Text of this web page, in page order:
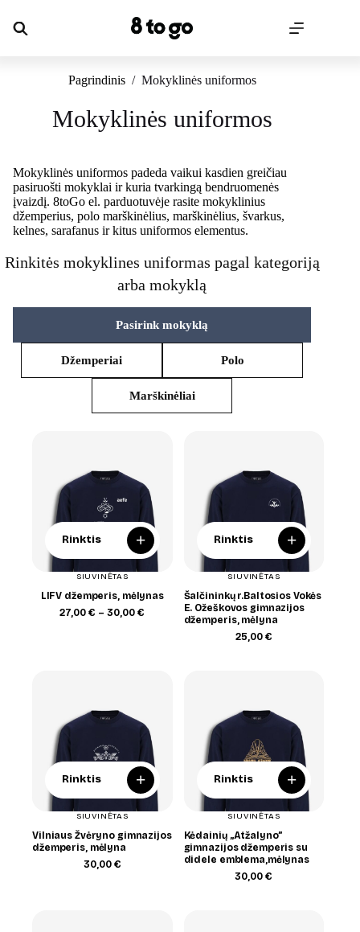
content
Pagrindinis / Mokyklinės uniformos
Mokyklinės uniformos
Mokyklinės uniformos padeda vaikui kasdien greičiau
pasiruošti mokyklai ir kuria tvarkingą bendruomenės
įvaizdį. 8toGo el. parduotuvėje rasite mokyklinius
džemperius, polo marškinėlius, marškinėlius, švarkus,
kelnes, sarafanus ir kitus uniformos elementus.
Rinkitės mokyklines uniformas pagal kategoriją
arba mokyklą
Pasirink mokyklą
Džemperiai Polo
Marškinėliai
Rinktis +
SIUVINĖTAS
LIFV džemperis, mėlynas
27,00€ – 30,00€
Rinktis +
SIUVINĖTAS
Šalčininkų r.Baltosios Vokės
E. Ožeškovos gimnazijos
džemperis, mėlyna
25,00 €
Rinktis +
SIUVINĖTAS
Vilniaus Žvėryno gimnazijos
džemperis, mėlyna
30,00 €
Rinktis +
SIUVINĖTAS
Kėdainių „Atžalyno”
gimnazijos džemperis su
didele emblema,mėlynas
30,00€